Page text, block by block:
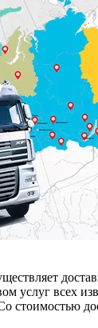
услуг всех
стоимостью